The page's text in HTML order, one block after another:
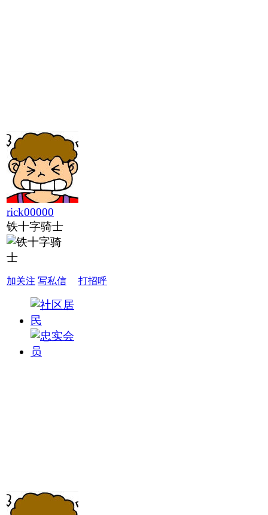
rick00000
铁十字骑士
加关注 写私信 打招呼